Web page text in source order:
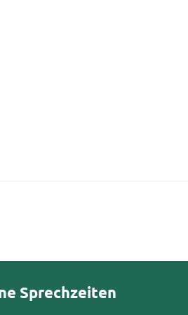
Sprechzeiten